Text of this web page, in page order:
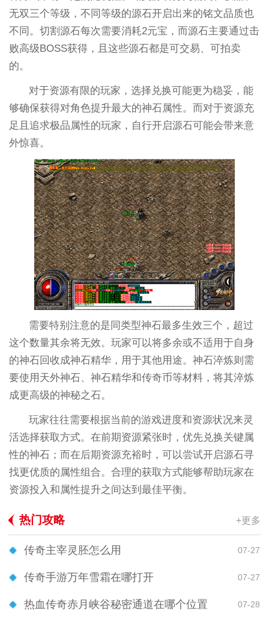
无双三个等级，不同等级的源石开启出来的铭文品质也
不同。切割源石每次需要消耗2元宝，而源石主要通过击
败高级BOSS获得，且这些源石都是可交易、可拍卖
的。
对于资源有限的玩家，选择兑换可能更为稳妥，能
够确保获得对角色提升最大的神石属性。而对于资源充
足且追求极品属性的玩家，自行开启源石可能会带来意
外惊喜。
需要特别注意的是同类型神石最多生效三个，超过
这个数量其余将无效。玩家可以将多余或不适用于自身
的神石回收成神石精华，用于其他用途。神石淬炼则需
要使用天外神石、神石精华和传奇币等材料，将其淬炼
成更高级的神秘之石。
玩家往往需要根据当前的游戏进度和资源状况来灵
活选择获取方式。在前期资源紧张时，优先兑换关键属
性的神石；而在后期资源充裕时，可以尝试开启源石寻
找更优质的属性组合。合理的获取方式能够帮助玩家在
资源投入和属性提升之间达到最佳平衡。
热门攻略 +更多
传奇主宰灵胚怎么用 07-27
传奇手游万年雪霜在哪打开 07-27
热血传奇赤月峡谷秘密通道在哪个位置 07-28